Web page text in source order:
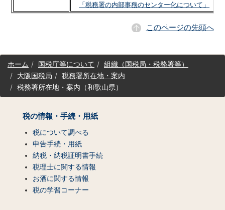
「税務署の内部事務のセンター化について」
このページの先頭へ
サ
イホーム 国税庁等について
組織（国税局・税務署等）
大阪国税局
税務署所在地・案内
税務署所在地・案内（和歌山県）
税の情報・手続・用紙
税について調べる
申告手続・用紙
納税・納税証明書手続
税理士に関する情報
お酒に関する情報
税の学習コーナー